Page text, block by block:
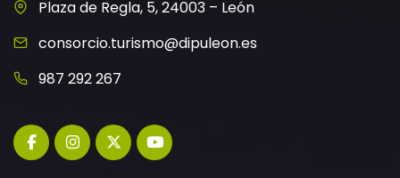
Plaza de Regla, 5, 24003 – León
consorcio.turismo@dipuleon.es
987 292 267